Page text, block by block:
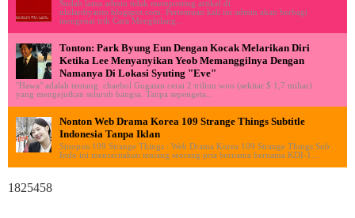
Sudah lama admin tidak memposting artikel di
ululardiyanto.blogspot.com. Pertemuan kali ini admin akan berbagi
mengenai trik Cara Menghilang...
Tonton: Park Byung Eun Dengan Kocak Melarikan Diri
Ketika Lee Menyanyikan Yeob Memanggilnya Dengan
Namanya Di Lokasi Syuting "Eve"
"Hawa" adalah tentang chaebol Gugatan cerai 2 triliun won (sekitar $ 1,7 miliar)
yang mengejutkan seluruh bangsa. Tanpa sepengeta...
Nonton Web Drama Korea 109 Strange Things Subtitle
Indonesia Tanpa Iklan
Sinopsis 109 Strange Things : Web Drama Korea 109 Strange Things Sub
Indo ini menceritakan tentang seorang pria bernama bernama KDI-1...
1825458